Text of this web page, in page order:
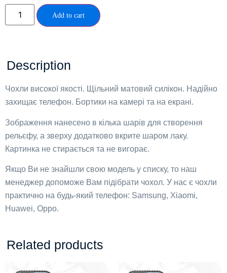
Add to cart
Description
Чохли високої якості. Щільний матовий силікон. Надійно
захищає телефон. Бортики на камері та на екрані.
Зображення нанесено в кілька шарів для створення
рельєфу, а зверху додатково вкрите шаром лаку.
Картинка не стирається та не вигорає.
Якщо Ви не знайшли свою модель у списку, то наш
менеджер допоможе Вам підібрати чохол. У нас є чохли
практично на будь-який телефон: Samsung, Xiaomi,
Huawei, Oppo.
Related products